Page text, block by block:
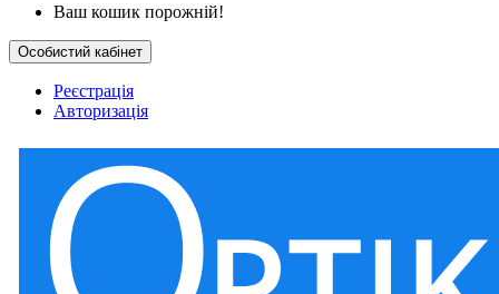
Ваш кошик порожній!
Особистий кабінет
Реєстрація
Авторизація